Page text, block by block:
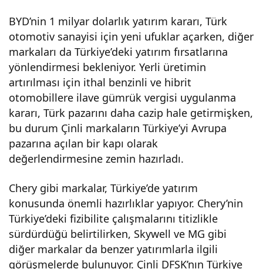
BYD’nin 1 milyar dolarlık yatırım kararı, Türk
otomotiv sanayisi için yeni ufuklar açarken, diğer
markaları da Türkiye’deki yatırım fırsatlarına
yönlendirmesi bekleniyor. Yerli üretimin
artırılması için ithal benzinli ve hibrit
otomobillere ilave gümrük vergisi uygulanma
kararı, Türk pazarını daha cazip hale getirmişken,
bu durum Çinli markaların Türkiye’yi Avrupa
pazarına açılan bir kapı olarak
değerlendirmesine zemin hazırladı.
Chery gibi markalar, Türkiye’de yatırım
konusunda önemli hazırlıklar yapıyor. Chery’nin
Türkiye’deki fizibilite çalışmalarını titizlikle
sürdürdüğü belirtilirken, Skywell ve MG gibi
diğer markalar da benzer yatırımlarla ilgili
görüşmelerde bulunuyor. Çinli DFSK’nın Türkiye